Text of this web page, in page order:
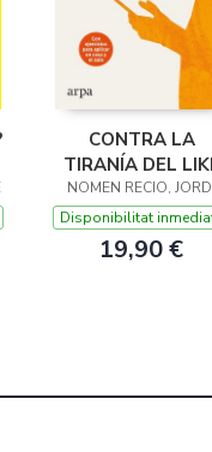
CONTRA LA
TIRANÍA DEL
NOMEN RECIO,
Disponibilitat
19,90 €